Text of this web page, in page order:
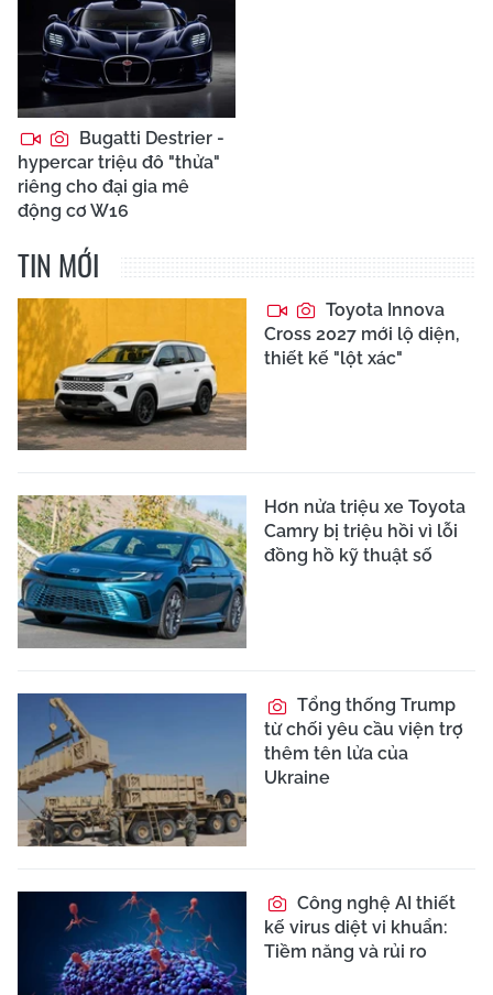
Bugatti Destrier -
hypercar triệu đô "thửa"
riêng cho đại gia mê
động cơ W16
TIN MỚI
Toyota Innova
Cross 2027 mới lộ diện,
thiết kế "lột xác"
Hơn nửa triệu xe Toyota
Camry bị triệu hồi vì lỗi
đồng hồ kỹ thuật số
Tổng thống Trump
từ chối yêu cầu viện trợ
thêm tên lửa của
Ukraine
Công nghệ AI thiết
kế virus diệt vi khuẩn:
Tiềm năng và rủi ro